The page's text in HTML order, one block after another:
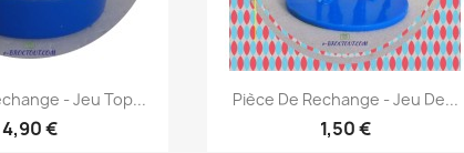
rapide
- Jeu Top...
4,90 €
Aperçu rapide
Pièce De Rechange - Jeu De...
1,50 €